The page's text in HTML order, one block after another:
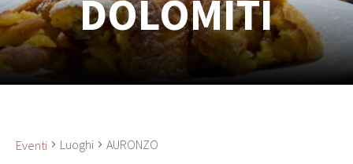
DOLOMITI
Eventi Luoghi AURONZO